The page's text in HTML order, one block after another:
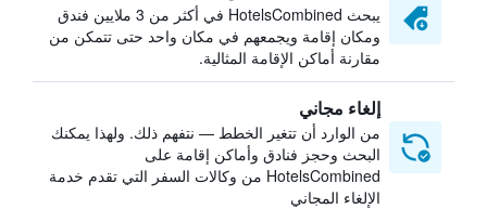
يبحث HotelsCombined في أكثر من 3 ملايين فندق
ومكان إقامة ويجمعهم في مكان واحد حتى تتمكن من
مقارنة أماكن الإقامة المثالية.
إلغاء مجاني
من الوارد أن تتغير الخطط — نتفهم ذلك. ولهذا يمكنك
البحث وحجز فنادق وأماكن إقامة على
HotelsCombined من وكالات السفر التي تقدم خدمة
الإلغاء المجاني